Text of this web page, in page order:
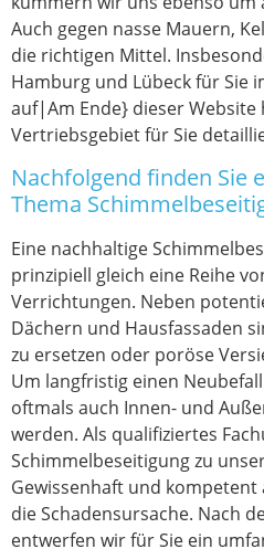
Auch gegen nasse Mauern,
die richtigen Mittel.
Hamburg und Lübeck für Sie
auf|Am Ende} dieser Website
Vertriebsgebiet für Sie
Nachfolgend finden Sie
Thema
Eine nachhaltige
prinzipiell gleich eine Reihe
Verrichtungen. Neben
Dächern und Hausfassaden
zu ersetzen oder poröse
Um langfristig einen
oftmals auch Innen- und
werden. Als qualifiziertes
Schimmelbeseitigung zu
Gewissenhaft und
die Schadensursache. Nach
entwerfen wir für Sie ein